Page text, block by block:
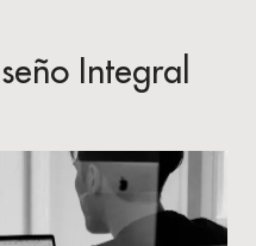
Integral